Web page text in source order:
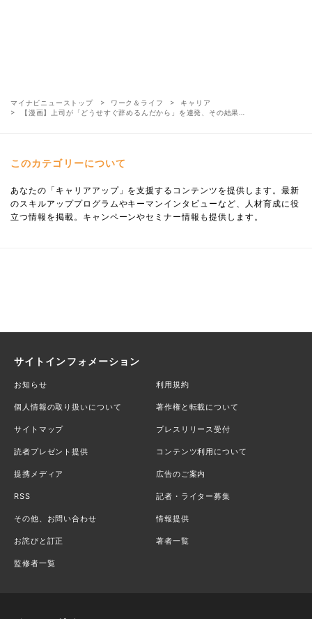
マイナビニューストップ ワーク＆ライフ
キャリア
【漫画】上司が「どうせすぐ辞めるんだから」を連発、その結果…
このカテゴリーについて
あなたの「キャリアアップ」を支援するコンテンツを提供します。最新
のスキルアッププログラムやキーマンインタビューなど、人材育成に役
立つ情報を掲載。キャンペーンやセミナー情報も提供します。
サイトインフォメーション
お知らせ 利用規約
個人情報の取り扱いについて 著作権と転載について
サイトマップ プレスリリース受付
読者プレゼント提供 コンテンツ利用について
提携メディア 広告のご案内
RSS 記者・ライター募集
その他、お問い合わせ 情報提供
お詫びと訂正 著者一覧
監修者一覧